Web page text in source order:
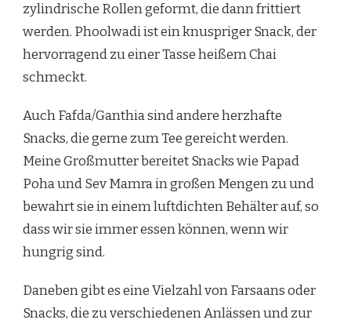
zylindrische Rollen geformt, die dann frittiert
werden. Phoolwadi ist ein knuspriger Snack, der
hervorragend zu einer Tasse heißem Chai
schmeckt.
Auch Fafda/Ganthia sind andere herzhafte
Snacks, die gerne zum Tee gereicht werden.
Meine Großmutter bereitet Snacks wie Papad
Poha und Sev Mamra in großen Mengen zu und
bewahrt sie in einem luftdichten Behälter auf, so
dass wir sie immer essen können, wenn wir
hungrig sind.
Daneben gibt es eine Vielzahl von Farsaans oder
Snacks, die zu verschiedenen Anlässen und zur